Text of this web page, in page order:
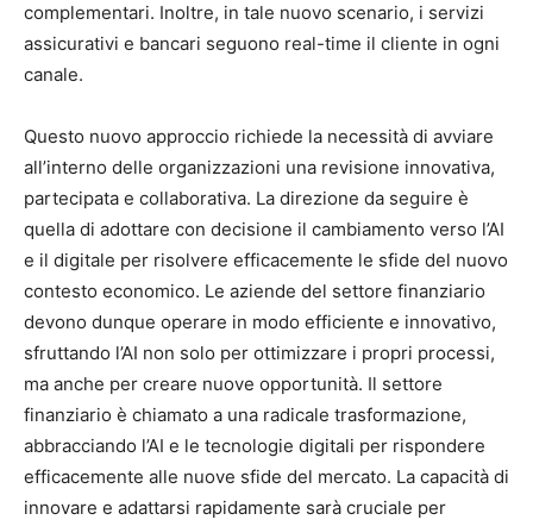
complementari. Inoltre, in tale nuovo scenario, i servizi
assicurativi e bancari seguono real-time il cliente in ogni
canale.
Questo nuovo approccio richiede la necessità di avviare
all’interno delle organizzazioni una revisione innovativa,
partecipata e collaborativa. La direzione da seguire è
quella di adottare con decisione il cambiamento verso l’AI
e il digitale per risolvere efficacemente le sfide del nuovo
contesto economico. Le aziende del settore finanziario
devono dunque operare in modo efficiente e innovativo,
sfruttando l’AI non solo per ottimizzare i propri processi,
ma anche per creare nuove opportunità. Il settore
finanziario è chiamato a una radicale trasformazione,
abbracciando l’AI e le tecnologie digitali per rispondere
efficacemente alle nuove sfide del mercato. La capacità di
innovare e adattarsi rapidamente sarà cruciale per